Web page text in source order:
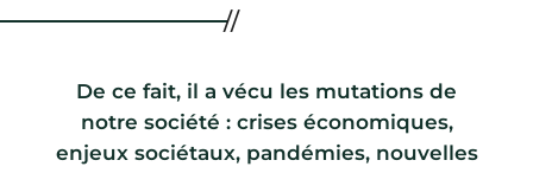
De ce fait, il a vécu les mutations de
notre société : crises économiques,
enjeux sociétaux, pandémies, nouvelles